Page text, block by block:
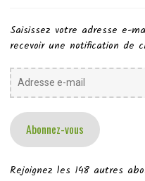
Saisissez votre adresse e-
recevoir une notification de
Adresse
e-
Abonnez-vous
Rejoignez les 148 autres